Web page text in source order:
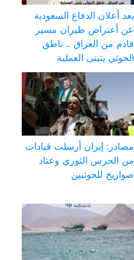
بعد أعلان الدفاع السعودية
عن أعتراض طيران مسير
قادم من العراق .. ناطق
الحوثي يتبنى العملية
مصادر: إيران أرسلت قيادات
من الحرس الثوري وعتاد
صواريخ للحوثيين